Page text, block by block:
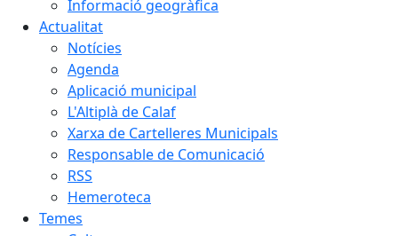
Informació geogràfica
Actualitat
Notícies
Agenda
Aplicació municipal
L'Altiplà de Calaf
Xarxa de Cartelleres Municipals
Responsable de Comunicació
RSS
Hemeroteca
Temes